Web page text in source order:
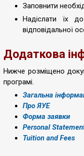
Заповнити
Надіслати їх
відповідальної
Додаткова
Нижче розміщено
програмі.
Загальна
Про ЯУЕ
Форма заявки
Personal
Tuition and Fees